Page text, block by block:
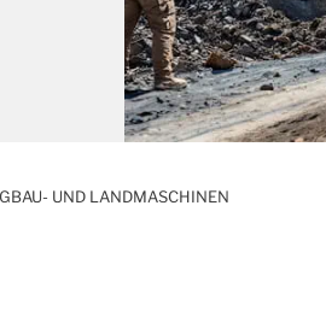
UND LANDMASCHINEN